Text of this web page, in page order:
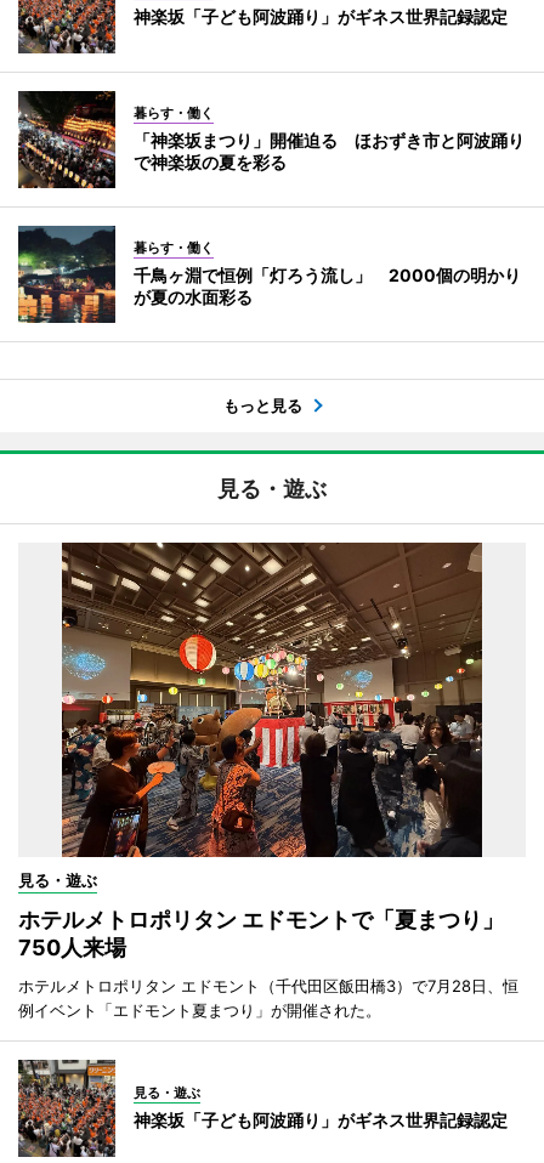
神楽坂「子ども阿波踊り」がギネス世界記録認定
暮らす・働く
「神楽坂まつり」開催迫る ほおずき市と阿波踊り
で神楽坂の夏を彩る
暮らす・働く
千鳥ヶ淵で恒例「灯ろう流し」 2000個の明かり
が夏の水面彩る
もっと見る
見る・遊ぶ
見る・遊ぶ
ホテルメトロポリタン エドモントで「夏まつり」
750人来場
ホテルメトロポリタン エドモント（千代田区飯田橋3）で7月28日、恒
例イベント「エドモント夏まつり」が開催された。
見る・遊ぶ
神楽坂「子ども阿波踊り」がギネス世界記録認定